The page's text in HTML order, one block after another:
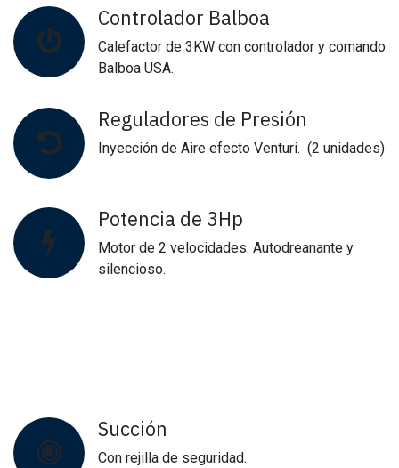
Controlador Balboa
Calefactor de 3KW con controlador y comando
Balboa USA.
Reguladores de Presión
Inyección de Aire efecto Venturi. (2 unidades)
Potencia de 3Hp
Motor de 2 velocidades. Autodreanante y
silencioso.
Succión
Con rejilla de seguridad.